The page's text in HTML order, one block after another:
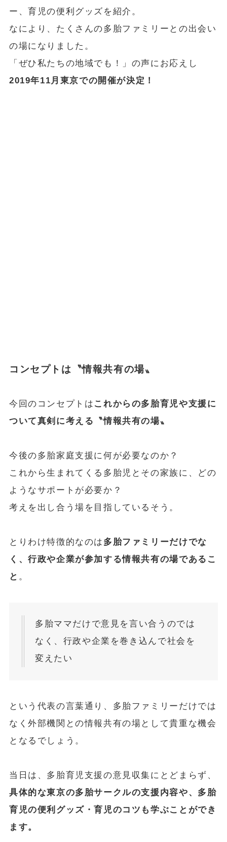
ー、育児の便利グッズを紹介。
なにより、たくさんの多胎ファミリーとの出会い
の場になりました。
「ぜひ私たちの地域でも！」の声にお応えし
2019年11月東京での開催が決定！
コンセプトは〝情報共有の場〟
今回のコンセプトは これからの多胎育児や支援に
ついて真剣に考える〝情報共有の場〟
今後の多胎家庭支援に何が必要なのか？
これから生まれてくる多胎児とその家族に、どの
ようなサポートが必要か？
考えを出し合う場を目指しているそう。
とりわけ特徴的なのは 多胎ファミリーだけでな
く、行政や企業が参加する情報共有の場であるこ
と 。
多胎ママだけで意見を言い合うのでは
なく、行政や企業を巻き込んで社会を
変えたい
という代表の言葉通り、多胎ファミリーだけでは
なく外部機関との情報共有の場として貴重な機会
となるでしょう。
当日は、多胎育児支援の意見収集にとどまらず、
具体的な東京の多胎サークルの支援内容や、多胎
育児の便利グッズ・育児のコツも学ぶことができ
ます。